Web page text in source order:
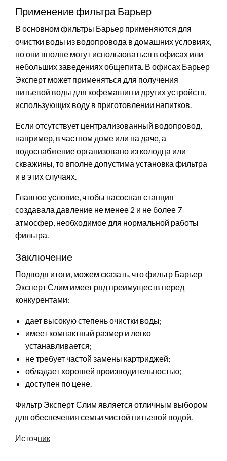
Применение фильтра Барьер
В основном фильтры Барьер применяются для
очистки воды из водопровода в домашних условиях,
но они вполне могут использоваться в офисах или
небольших заведениях общепита. В офисах Барьер
Эксперт может применяться для получения
питьевой воды для кофемашин и других устройств,
использующих воду в приготовлении напитков.
Если отсутствует централизованный водопровод,
например, в частном доме или на даче, а
водоснабжение организовано из колодца или
скважины, то вполне допустима установка фильтра
и в этих случаях.
Главное условие, чтобы насосная станция
создавала давление не менее 2 и не более 7
атмосфер, необходимое для нормальной работы
фильтра.
Заключение
Подводя итоги, можем сказать, что фильтр Барьер
Эксперт Слим имеет ряд преимуществ перед
конкурентами:
дает высокую степень очистки воды;
имеет компактный размер и легко
устанавливается;
не требует частой замены картриджей;
обладает хорошей производительностью;
доступен по цене.
Фильтр Эксперт Слим является отличным выбором
для обеспечения семьи чистой питьевой водой.
Источник